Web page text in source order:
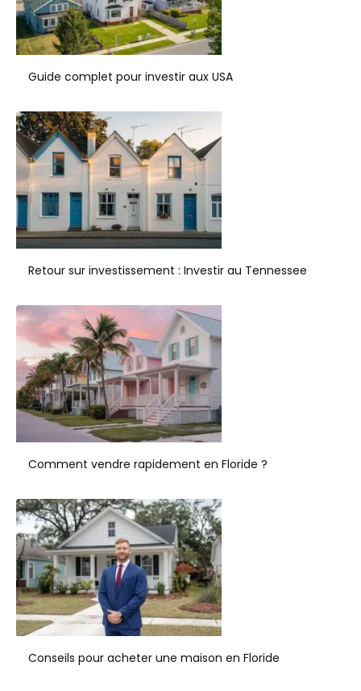
Guide complet pour investir aux USA
Retour sur investissement : Investir au Tennessee
Comment vendre rapidement en Floride ?
Conseils pour acheter une maison en Floride